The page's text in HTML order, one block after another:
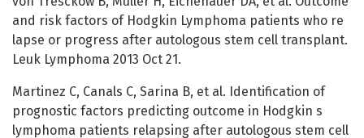
and risk factors of Hodgkin Lymphoma patients who re
lapse or progress after autologous stem cell transplant.
Leuk Lymphoma 2013 Oct 21.
Martinez C, Canals C, Sarina B, et al. Identification of
prognostic factors predicting outcome in Hodgkin s
lymphoma patients relapsing after autologous stem cell